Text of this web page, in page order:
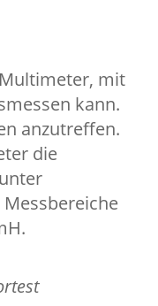
mit
kann.
anzutreffen.
die